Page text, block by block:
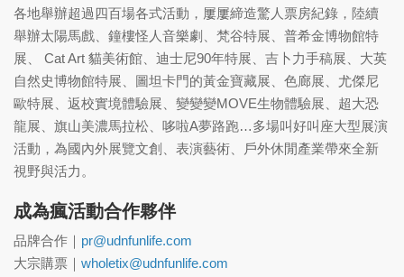
各地舉辦超過四百場各式活動，屢屢締造驚人票房紀錄，陸續
舉辦太陽馬戲、鐘樓怪人音樂劇、梵谷特展、普希金博物館特
展、 Cat Art 貓美術館、迪士尼90年特展、吉卜力手稿展、大英
自然史博物館特展、圖坦卡門的黃金寶藏展、色廊展、尤傑尼
歐特展、返校實境體驗展、變變變MOVE生物體驗展、超大恐
龍展、旗山美濃馬拉松、哆啦A夢路跑…多場叫好叫座大型展演
活動，為國內外展覽文創、表演藝術、戶外休閒產業帶來全新
視野與活力。
成為瘋活動合作夥伴
品牌合作｜ pr@udnfunlife.com
大宗購票｜ wholetix@udnfunlife.com